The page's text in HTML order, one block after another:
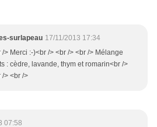
surlapeau 17/11/2013 17:34
/> Merci :-)<br /> <br /> <br /> Mélange
: cèdre, lavande, thym et romarin<br />
/> <br />
07:58